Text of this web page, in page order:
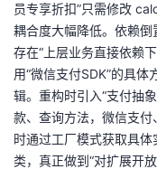
验
收
藏
议
员专享折扣”只需修改
耦合度大幅降低。依赖倒
存在“上层业务直接依赖
用“微信支付SDK”的具体
辑。重构时引入“支付抽
款、查询方法，微信支
时通过工厂模式获取具
类，真正做到“对扩展开